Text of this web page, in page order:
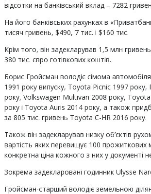
відсотки на банківський вклад – 7282
На його банківських рахунках в
тисяч гривень, $490, 7 тис. і $160 тис.
Крім того, він задекларував 1,5 млн
380 тис. євро готівкових коштів.
Борис Гройсман володіє сімома
1991 року випуску, Toyota Picnic 1997 року,
року, Volkswagen Multivan 2008 року,
року і Toyota Auris 2014 року, а також
за 805 тис. гривень Toyota C-HR 2016 року.
Також він задекларував низку об’єктів
вартість яких перевищує 100 прожиткових
конкретна ціна кожного з них у документі
Зокрема задекларовані годинник Ulysse
Гройсман-старший володіє земельною